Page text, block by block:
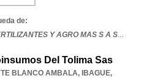
de:
Y AGRO MAS S A S...
Del Tolima Sas
BLANCO AMBALA, IBAGUE,